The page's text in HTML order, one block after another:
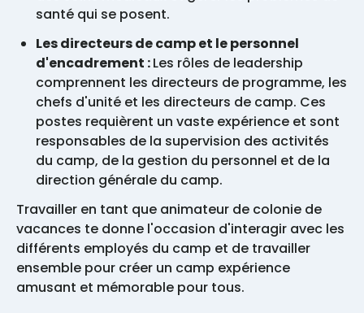
santé qui se posent.
Les directeurs de camp et le personnel
d'encadrement :Les rôles de leadership
comprennent les directeurs de programme, les
chefs d'unité et les directeurs de camp. Ces
postes requièrent un vaste expérience et sont
responsables de la supervision des activités
du camp, de la gestion du personnel et de la
direction générale du camp.
Travailler en tant que animateur de colonie de
vacances te donne l'occasion d'interagir avec les
différents employés du camp et de travailler
ensemble pour créer un camp expérience
amusant et mémorable pour tous.